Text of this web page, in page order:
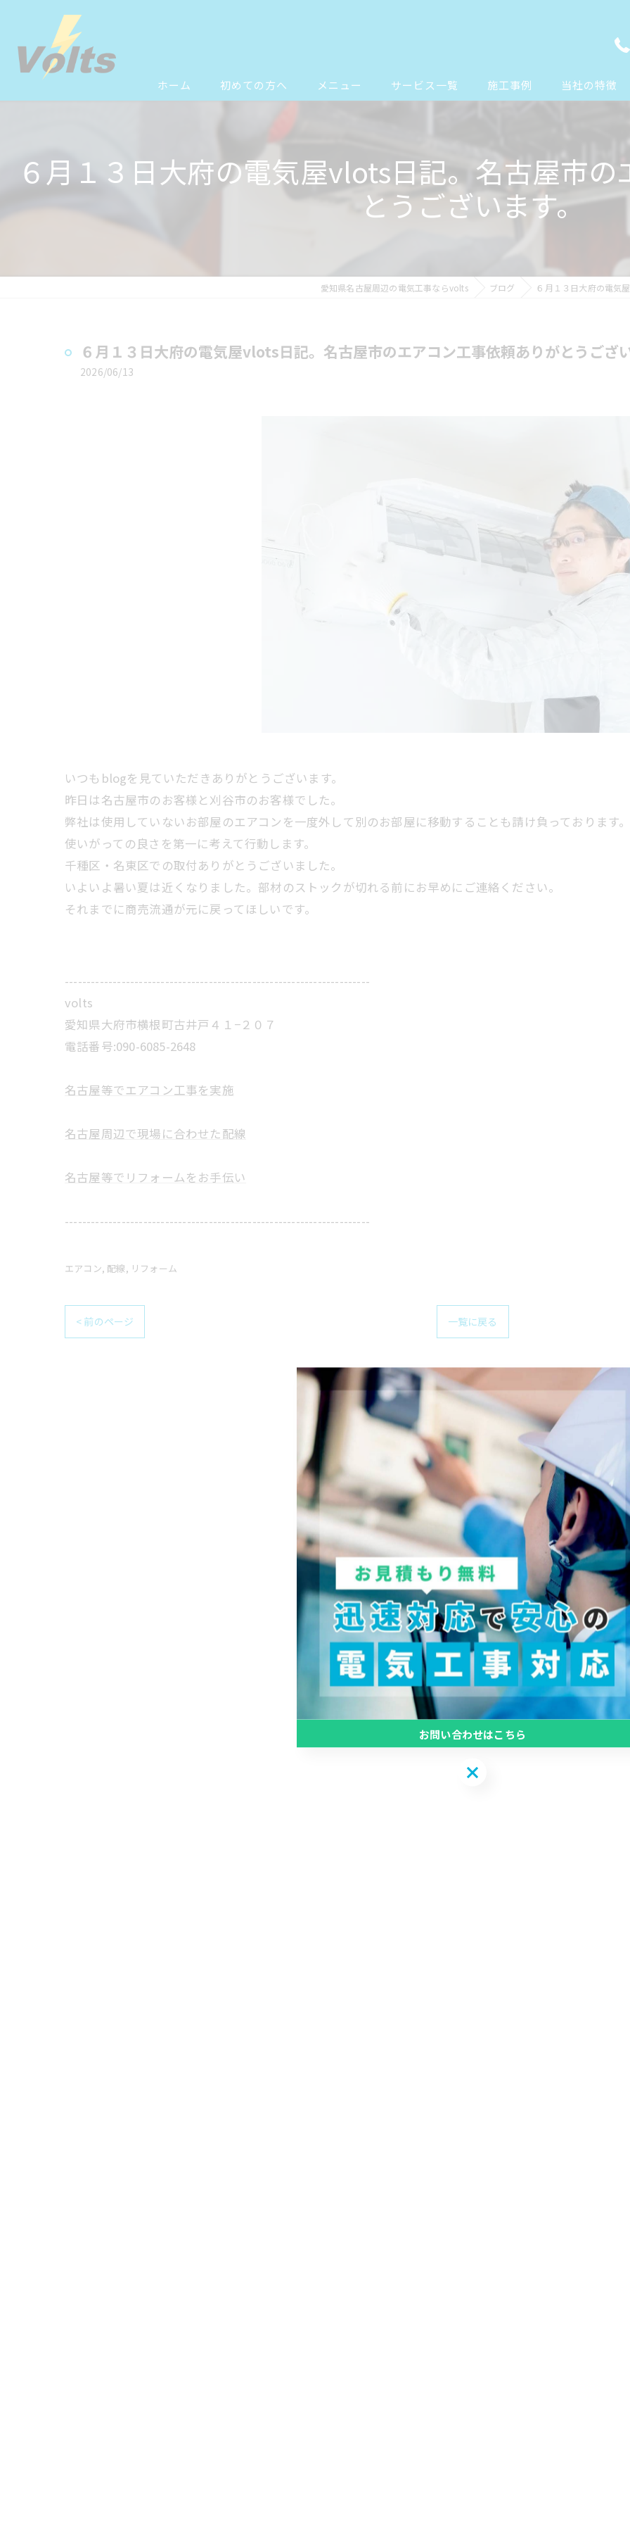
ホーム 初めての方へ メニュー サービス一覧
コンセント工事
ドアホン工事
施工事例 当社の特徴
配線
リフォーム
６月１３日大府の電気屋vlots日記。名古屋市
とうございます。
愛知県名古屋周辺の電気工事ならvolts ブログ ６月１３日大府の電気
６月１３日大府の電気屋vlots日記。名古屋市のエアコン工事依頼ありがとうござ
2026/06/13
いつもblogを見ていただきありがとうございます。
昨日は名古屋市のお客様と刈谷市のお客様でした。
弊社は使用していないお部屋のエアコンを一度外して別のお部屋に移動することも請け負っております
使いがっての良さを第一に考えて行動します。
千種区・名東区での取付ありがとうございました。
いよいよ暑い夏は近くなりました。部材のストックが切れる前にお早めにご連絡ください。
それまでに商売流通が元に戻ってほしいです。
----------------------------------------------------------------------
volts
愛知県大府市横根町古井戸４１−２０７
電話番号:090-6085-2648
名古屋等でエアコン工事を実施
名古屋周辺で現場に合わせた配線
名古屋等でリフォームをお手伝い
----------------------------------------------------------------------
エアコン 配線 リフォーム
< 前のページ 一覧に戻る
関連タグ
#名古屋 #電気工事
お問い合わせはこちら